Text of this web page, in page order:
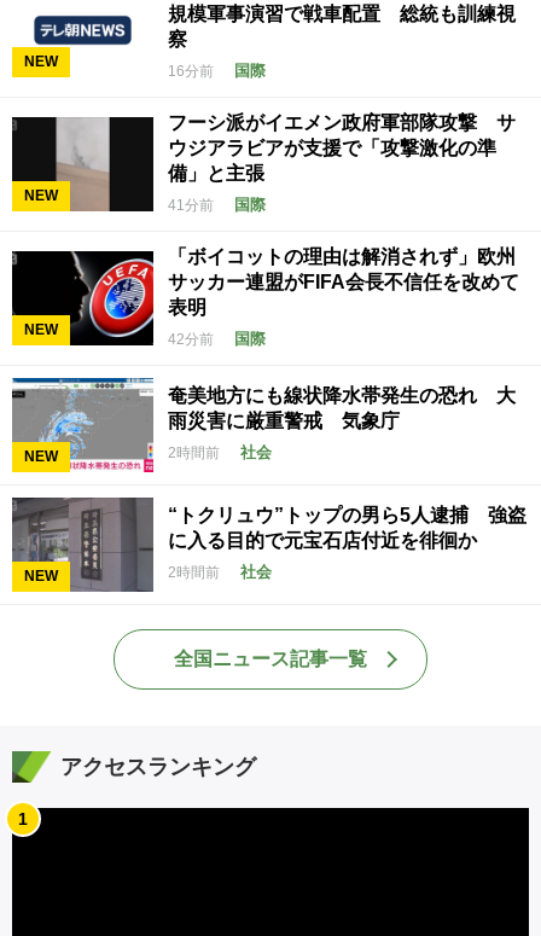
NEW
規模軍事演習で戦車配置 総統も訓練視
察
16分前 国際
NEW
フーシ派がイエメン政府軍部隊攻撃 サ
ウジアラビアが支援で「攻撃激化の準
備」と主張
41分前 国際
NEW
「ボイコットの理由は解消されず」欧州
サッカー連盟がFIFA会長不信任を改めて
表明
42分前 国際
NEW
奄美地方にも線状降水帯発生の恐れ 大
雨災害に厳重警戒 気象庁
2時間前 社会
NEW
“トクリュウ”トップの男ら5人逮捕 強盗
に入る目的で元宝石店付近を徘徊か
2時間前 社会
全国ニュース記事一覧
アクセスランキング
1